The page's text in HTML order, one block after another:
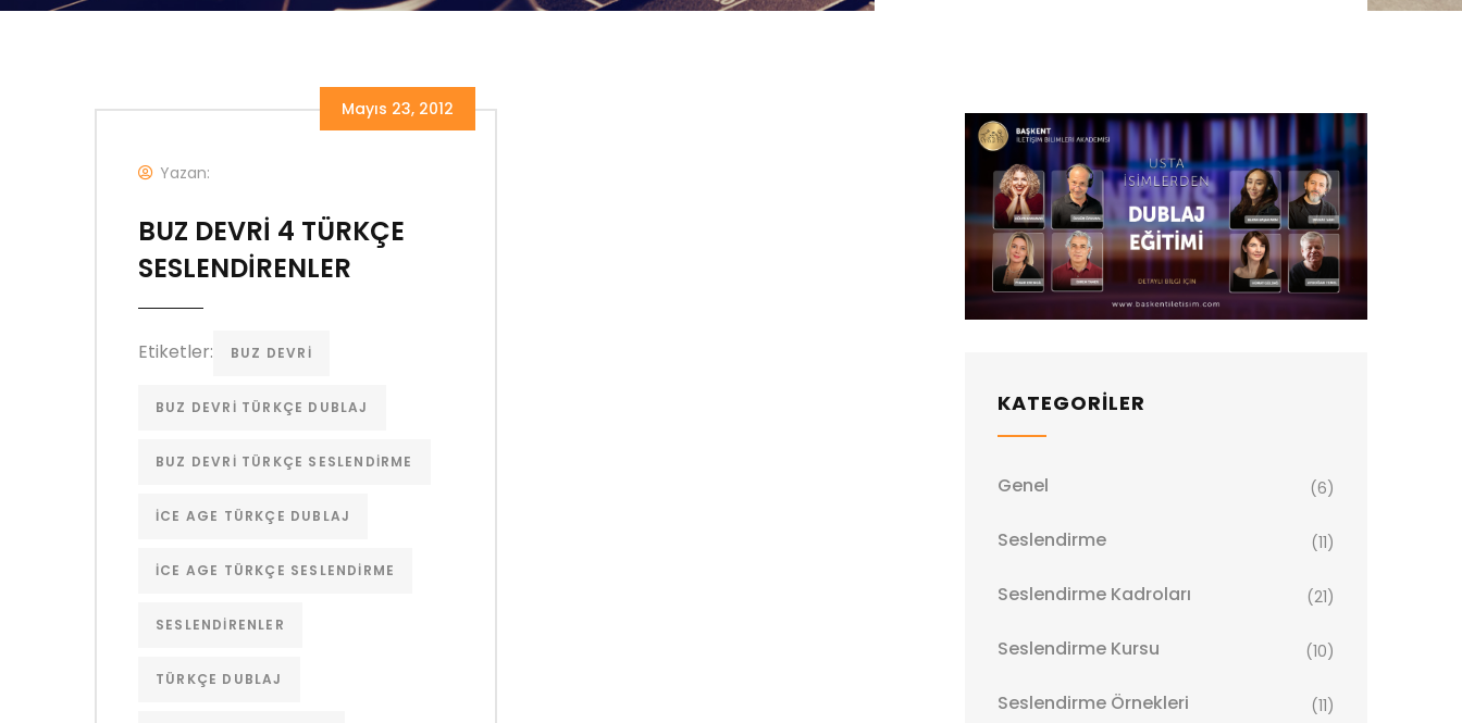
Mayıs 23, 2012
Yazan:
BUZ DEVRİ 4 TÜRKÇE
SESLENDİRENLER
Etiketler: BUZ DEVRI
BUZ DEVRI TÜRKÇE DUBLAJ
BUZ DEVRI TÜRKÇE SESLENDIRME
ICE AGE TÜRKÇE DUBLAJ
ICE AGE TÜRKÇE SESLENDIRME
SESLENDIRENLER
TÜRKÇE DUBLAJ
KATEGORİLER
Genel (6)
Seslendirme (11)
Seslendirme Kadroları (21)
Seslendirme Kursu (10)
Seslendirme Örnekleri (11)